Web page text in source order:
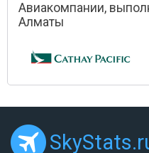
Авиакомпании,
Алматы